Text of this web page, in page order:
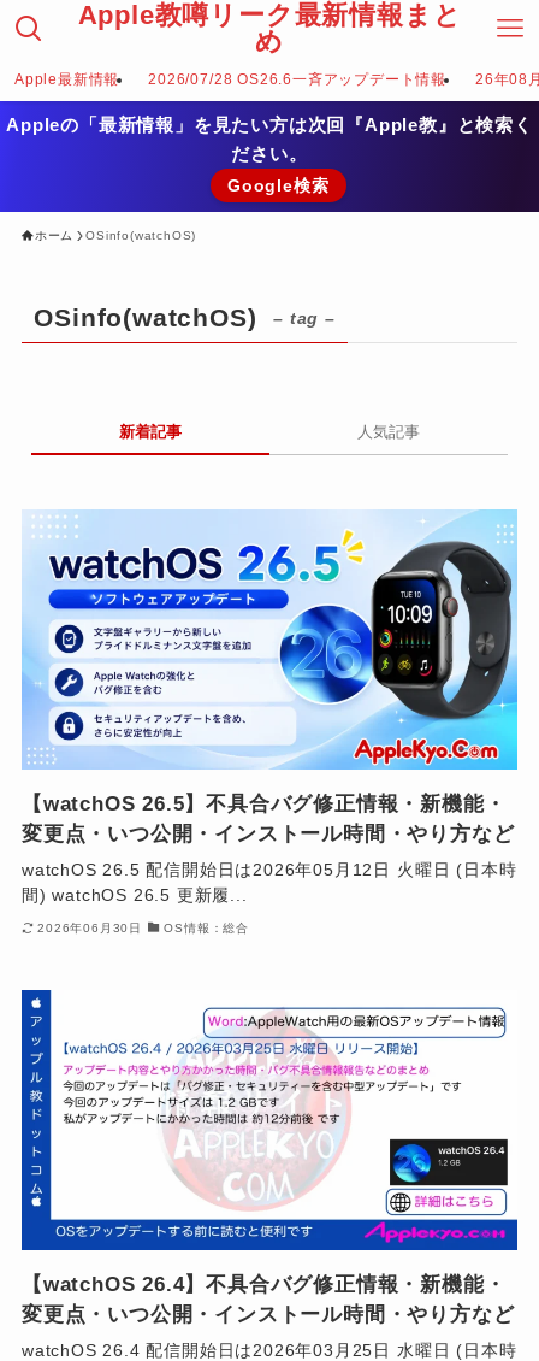
Apple教噂リーク最新情報まと
め
Apple最新情報 2026/07/28 OS26.6一斉アップデート情報 26年08
Appleの「最新情報」を見たい方は次回『Apple教』と検索く
ださい。
Google検索
ホーム OSinfo(watchOS)
OSinfo(watchOS) – tag –
新着記事 人気記事
【watchOS 26.5】不具合バグ修正情報・新機能・
変更点・いつ公開・インストール時間・やり方など
watchOS 26.5 配信開始日は2026年05月12日 火曜日 (日本時
間) watchOS 26.5 更新履...
2026年06月30日 OS情報：総合
【watchOS 26.4】不具合バグ修正情報・新機能・
変更点・いつ公開・インストール時間・やり方など
watchOS 26.4 配信開始日は2026年03月25日 水曜日 (日本時